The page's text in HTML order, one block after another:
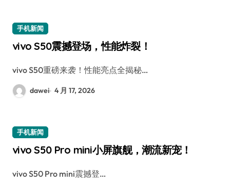
手机新闻
vivo S50震撼登场，性能炸裂！
vivo S50重磅来袭！性能亮点全揭秘…
dawei 4 月 17, 2026
手机新闻
vivo S50 Pro mini小屏旗舰，潮流新宠！
vivo S50 Pro mini震撼登…